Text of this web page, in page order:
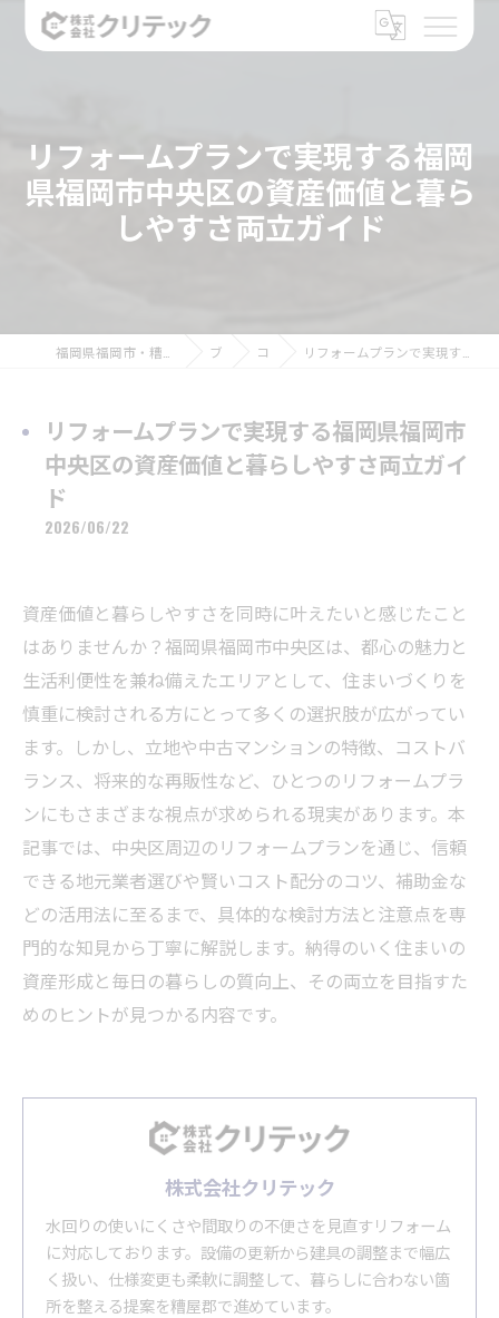
リフォームプランで実現する福岡
県福岡市中央区の資産価値と暮ら
しやすさ両立ガイド
ブログ コラム リフォームプランで実現する福岡県福岡市中央区の資産価値と暮らしやすさ両立ガイド
リフォームプランで実現する福岡県福岡市
中央区の資産価値と暮らしやすさ両立ガイ
ド
2026/06/22
資産価値と暮らしやすさを同時に叶えたいと感じたこと
はありませんか？福岡県福岡市中央区は、都心の魅力と
生活利便性を兼ね備えたエリアとして、住まいづくりを
慎重に検討される方にとって多くの選択肢が広がってい
ます。しかし、立地や中古マンションの特徴、コストバ
ランス、将来的な再販性など、ひとつのリフォームプラ
ンにもさまざまな視点が求められる現実があります。本
記事では、中央区周辺のリフォームプランを通じ、信頼
できる地元業者選びや賢いコスト配分のコツ、補助金な
どの活用法に至るまで、具体的な検討方法と注意点を専
門的な知見から丁寧に解説します。納得のいく住まいの
資産形成と毎日の暮らしの質向上、その両立を目指すた
めのヒントが見つかる内容です。
株式会社クリテック
水回りの使いにくさや間取りの不便さを見直すリフォーム
に対応しております。設備の更新から建具の調整まで幅広
く扱い、仕様変更も柔軟に調整して、暮らしに合わない箇
所を整える提案を糟屋郡で進めています。